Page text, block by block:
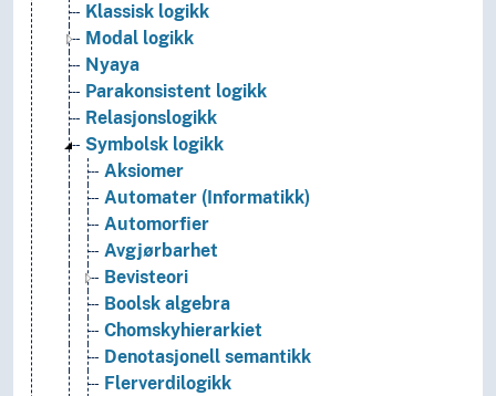
Klassisk logikk
Modal logikk
Nyaya
Parakonsistent logikk
Relasjonslogikk
Symbolsk logikk
Aksiomer
Automater (Informatikk)
Automorfier
Avgjørbarhet
Bevisteori
Boolsk algebra
Chomskyhierarkiet
Denotasjonell semantikk
Flerverdilogikk